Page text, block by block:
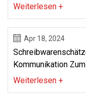
Weiterlesen +
Apr 18, 2024
Kommunikation
Weiterlesen +